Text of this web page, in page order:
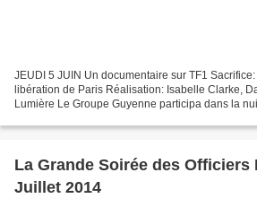
JEUDI 5 JUIN Un documentaire sur TF1
libération de Paris Réalisation: Isabelle Clarke,
Lumière Le Groupe Guyenne participa dans la
La Grande Soirée des Officiers
Juillet 2014